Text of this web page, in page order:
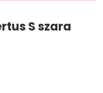
S szara